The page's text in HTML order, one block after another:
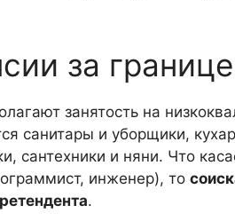
за
занятость на
санитары и уборщики,
сантехники и няни. Что
инженер), то
.